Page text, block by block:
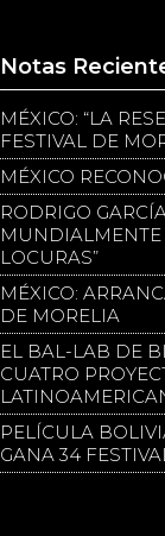
Notas
MÉXICO: “LA
FESTIVAL DE
MÉXICO
RODRIGO
MUNDIALMENTE
LOCURAS”
MÉXICO:
DE MORELIA
EL BAL-LAB DE
CUATRO
PELÍCULA
GANA 34